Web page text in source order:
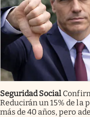
Seguridad Social
Reducirán un 15% de la
más de 40 años, pero